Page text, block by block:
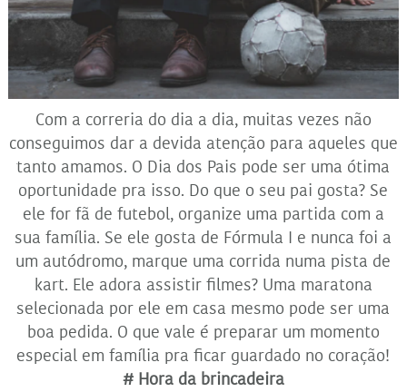
Com a correria do dia a dia, muitas vezes não
conseguimos dar a devida atenção para aqueles que
tanto amamos. O Dia dos Pais pode ser uma ótima
oportunidade pra isso. Do que o seu pai gosta? Se
ele for fã de futebol, organize uma partida com a
sua família. Se ele gosta de Fórmula I e nunca foi a
um autódromo, marque uma corrida numa pista de
kart. Ele adora assistir filmes? Uma maratona
selecionada por ele em casa mesmo pode ser uma
boa pedida. O que vale é preparar um momento
especial em família pra ficar guardado no coração!
# Hora da brincadeira